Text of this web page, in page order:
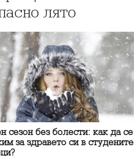
лято
сезон без болести: как да се
за здравето си в студените